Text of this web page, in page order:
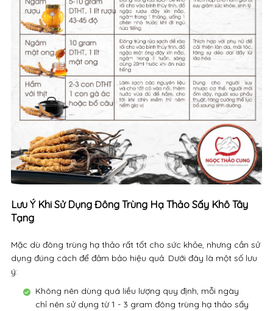
Lưu Ý Khi Sử Dụng Đông Trùng Hạ Thảo Sấy Khô Tây
Tạng
Mặc dù đông trùng hạ thảo rất tốt cho sức khỏe, nhưng cần sử
dụng đúng cách để đảm bảo hiệu quả. Dưới đây là một số lưu
ý:
Không nên dùng quá liều lượng quy định, mỗi ngày
chỉ nên sử dụng từ 1 - 3 gram đông trùng hạ thảo sấy